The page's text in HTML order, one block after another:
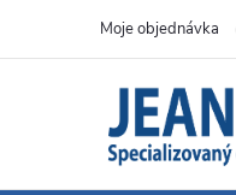
Moje objednávka